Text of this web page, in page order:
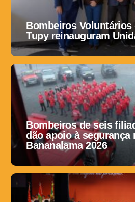
Bombeiros
Tupy reinauguram
Bombeiros de seis
dão apoio à segurança
Bananalama 2026